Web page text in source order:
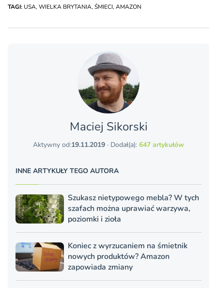
TAGI: USA, WIELKA BRYTANIA, ŚMIECI, AMAZON
Maciej Sikorski
Aktywny od:19.11.2019 · Dodał(a): 647 artykułów
INNE ARTYKUŁY TEGO AUTORA
Szukasz nietypowego mebla? W tych
szafach można uprawiać warzywa,
poziomki i zioła
Koniec z wyrzucaniem na śmietnik
nowych produktów? Amazon
zapowiada zmiany